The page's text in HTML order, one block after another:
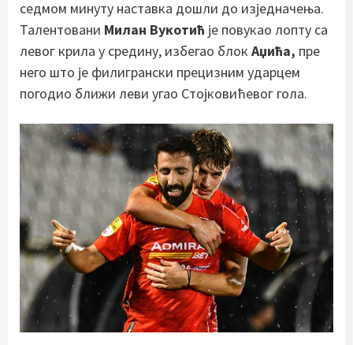
седмом минуту наставка дошли до изједначења.
Талентовани Милан Вукотић је повукао лопту са
левог крила у средину, избегао блок Аџића, пре
него што је филигрански прецизним ударцем
погодио ближи леви угао Стојковићевог гола.